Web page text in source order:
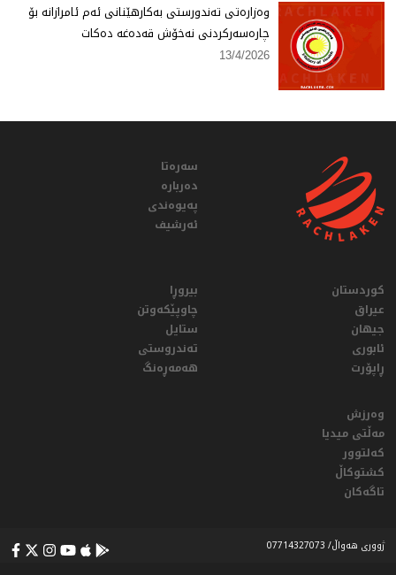
وەزارەتی تەندورستی بەكارهێنانی ئەم ئامرازانە بۆ
چارەسەركردنی نەخۆش قەدەغە دەكات
13/4/2026
سەرەتا
دەربارە
پەیوەندی
ئەرشیف
کوردستان
عيراق
جیهان
ئابوری
ڕاپۆرت
بیروڕا
چاوپێکەوتن
ستایل
تەندروستی
هەمەڕەنگ
وەرزش
مەڵتی میدیا
کەلتوور
کشتوکاڵ
تاگەکان
ژووری هەواڵ/ 07714327073